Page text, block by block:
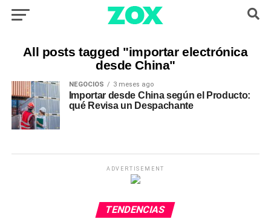
All posts tagged "importar electrónica
desde China"
NEGOCIOS 3 meses ago
Importar desde China según el Producto:
qué Revisa un Despachante
ADVERTISEMENT
TENDENCIAS